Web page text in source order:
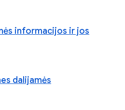
informacijos ir jos
dalijamės